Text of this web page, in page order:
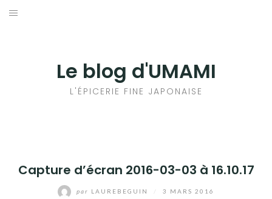
Aller
Le blog d'UMAMI
L'ÉPICERIE FINE JAPONAISE
Capture d’écran 2016-03-03 à 16.10.17
par LAUREBEGUIN 3 MARS 2016